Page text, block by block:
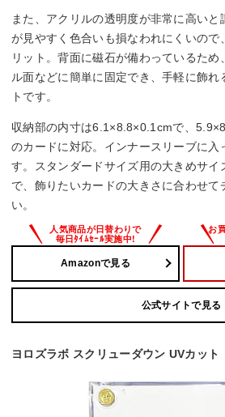
また、アクリルの透明度が非常に高いと
が見やすく色合いも損なわれにくいので
リット。背面に磁石が備わっているた
ル面などに簡単に固定でき、手軽に飾れ
トです。
収納部の内寸は6.1×8.8×0.1cmで、
のカードに対応。インナースリーブに入
す。スタンダードサイズ用の大きめサイ
で、飾りたいカードの大きさに合わせて
い。
Amazonで見る
公式サイトで見る
ヨロズラボ スクリューダウン UVカット